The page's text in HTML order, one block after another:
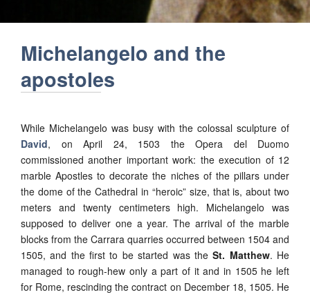
Michelangelo and the
apostoles
While Michelangelo was busy with the colossal sculpture of
David, on April 24, 1503 the Opera del Duomo
commissioned another important work: the execution of 12
marble Apostles to decorate the niches of the pillars under
the dome of the Cathedral in “heroic” size, that is, about two
meters and twenty centimeters high. Michelangelo was
supposed to deliver one a year. The arrival of the marble
blocks from the Carrara quarries occurred between 1504 and
1505, and the first to be started was theSt. Matthew. He
managed to rough-hew only a part of it and in 1505 he left
for Rome, rescinding the contract on December 18, 1505. He